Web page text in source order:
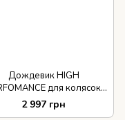
Дождевик HIGH
для колясок
DONKEY/BUFFALO
BLACK
2 997 грн